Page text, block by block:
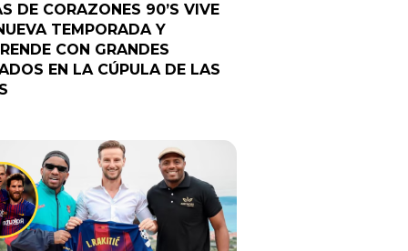
DE CORAZONES 90’S VIVE
TEMPORADA Y
CON GRANDES
EN LA CÚPULA DE LAS